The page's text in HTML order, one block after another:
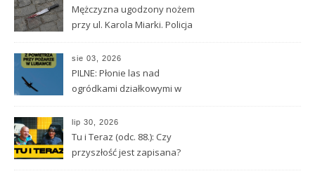
Mężczyzna ugodzony nożem
przy ul. Karola Miarki. Policja
sie 03, 2026
PILNE: Płonie las nad
ogródkami działkowymi w
lip 30, 2026
Tu i Teraz (odc. 88.): Czy
przyszłość jest zapisana?